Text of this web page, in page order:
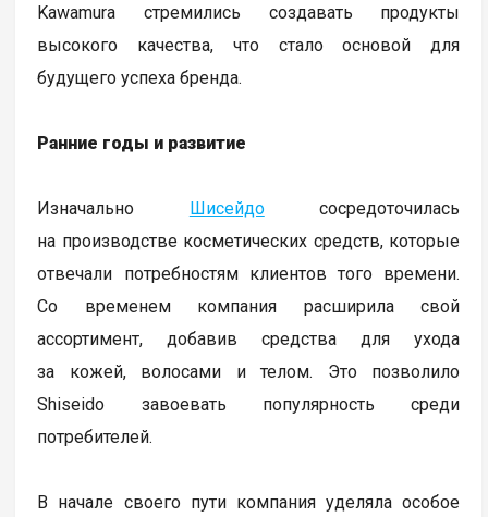
Kawamura стремились создавать продукты
высокого качества, что стало основой для
будущего успеха бренда.
Ранние годы и развитие
Изначально Шисейдососредоточилась
на производстве косметических средств, которые
отвечали потребностям клиентов того времени.
Со временем компания расширила свой
ассортимент, добавив средства для ухода
за кожей, волосами и телом. Это позволило
Shiseido завоевать популярность среди
потребителей.
В начале своего пути компания уделяла особое